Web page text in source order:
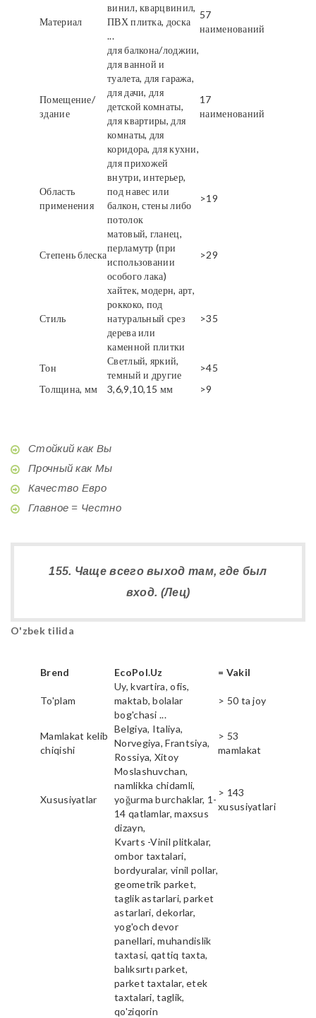
Материал
винил, кварцвинил,
ПВХ плитка, доска
...
57
наименований
Помещение/
здание
для балкона/лоджии,
для ванной и
туалета, для гаража,
для дачи, для
детской комнаты,
для квартиры, для
комнаты, для
коридора, для кухни,
для прихожей
17
наименований
Область
применения
внутри, интерьер,
под навес или
балкон, стены либо
потолок
>19
Степень блеска
матовый, гланец,
перламутр (при
использовании
особого лака)
>29
Стиль
хайтек, модерн, арт,
роккоко, под
натуральный срез
дерева или
каменной плитки
>35
Тон
Светлый, яркий,
темный и другие
>45
Толщина, мм
3,6,9,10,15 мм >9
Стойкий как Вы
Прочный как Мы
Качество Евро
Главное = Честно
155. Чаще всего выход там, где был
вход. (Лец)
O'zbek tilida
Brend EcoPol.Uz = Vakil
To'plam
Uy, kvartira, ofis,
maktab, bolalar
bog'chasi ...
> 50 ta joy
Mamlakat kelib
chiqishi
Belgiya, Italiya,
Norvegiya, Frantsiya,
Rossiya, Xitoy
> 53
mamlakat
Xususiyatlar
Moslashuvchan,
namlikka chidamli,
yoğurma burchaklar, 1-
14 qatlamlar, maxsus
dizayn,
> 143
xususiyatlari
Kvarts -Vinil plitkalar,
ombor taxtalari,
bordyuralar, vinil pollar,
geometrik parket,
taglik astarlari, parket
astarlari, dekorlar,
yog'och devor
panellari, muhandislik
taxtasi, qattiq taxta,
balıksırtı parket,
parket taxtalar, etek
taxtalari, taglik,
qo'ziqorin